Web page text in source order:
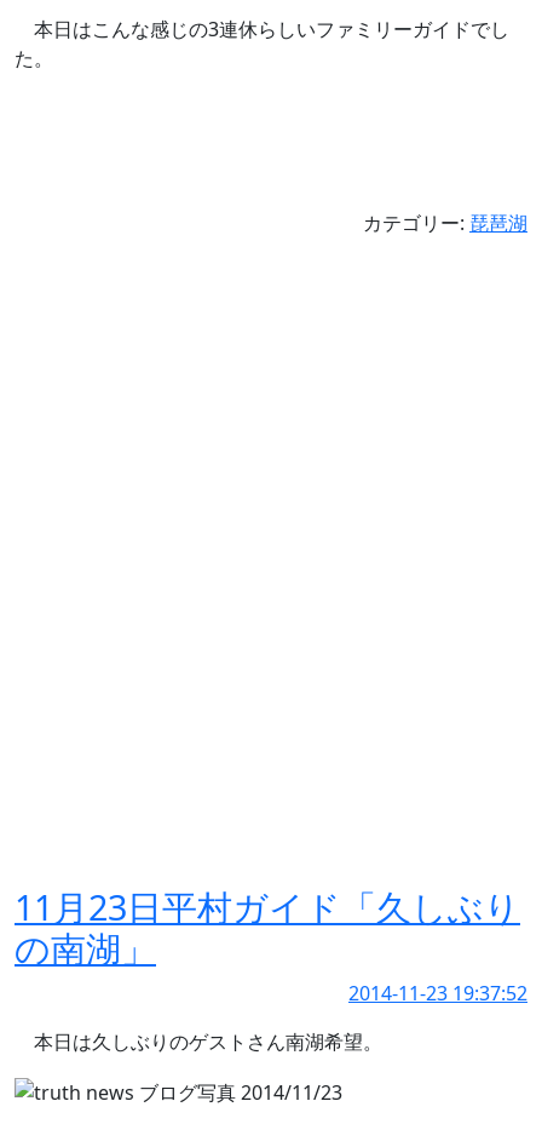
本日はこんな感じの3連休らしいファミリーガイドでし
た。
カテゴリー: 琵琶湖
11月23日平村ガイド「久しぶり
の南湖」
2014-11-23 19:37:52
本日は久しぶりのゲストさん南湖希望。